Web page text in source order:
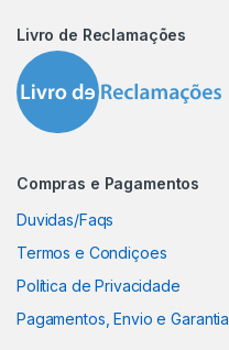
Livro de Reclamações
Compras e Pagamentos
Duvidas/Faqs
Termos e Condiçoes
Política de Privacidade
Pagamentos, Envio e Garantia